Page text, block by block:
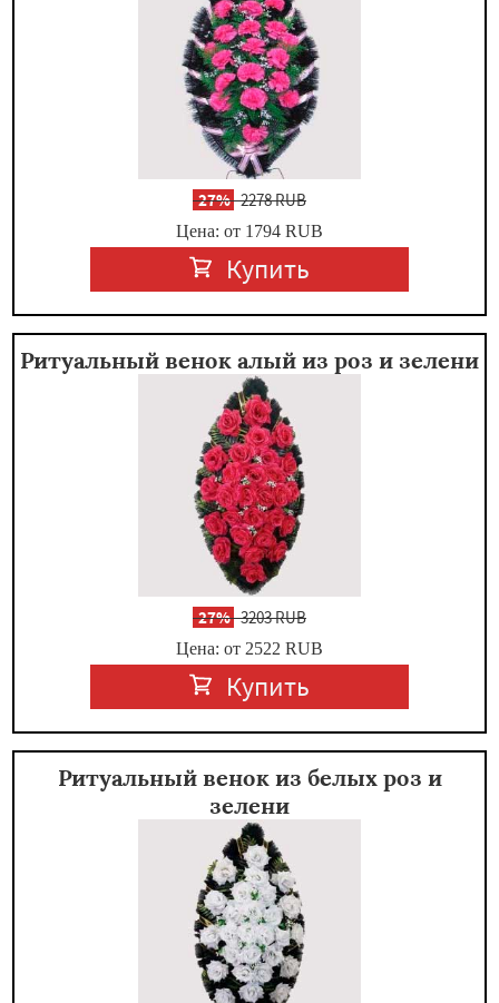
-27%2278 RUB
Цена: от 1794 RUB
Купить
Ритуальный венок алый из роз и зелени
-27%3203 RUB
Цена: от 2522 RUB
Купить
Ритуальный венок из белых роз и
зелени